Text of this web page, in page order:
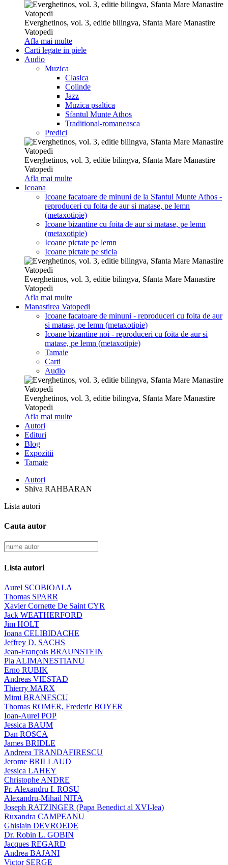
Everghetinos, vol. 3, editie bilingva, Sfanta Mare Manastire
Vatopedi
Afla mai multe
Carti legate in piele
Audio
Muzica
Clasica
Colinde
Jazz
Muzica psaltica
Sfantul Munte Athos
Traditional-romaneasca
Predici
Everghetinos, vol. 3, editie bilingva, Sfanta Mare Manastire
Vatopedi
Afla mai multe
Icoana
Icoane facatoare de minuni de la Sfantul Munte Athos -
reproduceri cu foita de aur si matase, pe lemn
(metaxotipie)
Icoane bizantine cu foita de aur si matase, pe lemn
(metaxotipie)
Icoane pictate pe lemn
Icoane pictate pe sticla
Everghetinos, vol. 3, editie bilingva, Sfanta Mare Manastire
Vatopedi
Afla mai multe
Manastirea Vatopedi
Icoane facatoare de minuni - reproduceri cu foita de aur
si matase, pe lemn (metaxotipie)
Icoane bizantine noi - reproduceri cu foita de aur si
matase, pe lemn (metaxotipie)
Tamaie
Carti
Audio
Everghetinos, vol. 3, editie bilingva, Sfanta Mare Manastire
Vatopedi
Afla mai multe
Autori
Edituri
Blog
Expozitii
Tamaie
Autori
Shiva RAHBARAN
Lista autori
Cauta autor
Lista autori
Aurel SCOBIOALA
Thomas SPARR
Xavier Cornette De Saint CYR
Jack WEATHERFORD
Jim HOLT
Ioana CELIBIDACHE
Jeffrey D. SACHS
Jean-François BRAUNSTEIN
Pia ALIMANESTIANU
Erno RUBIK
Andreas VIESTAD
Thierry MARX
Mimi BRANESCU
Thomas ROMER, Frederic BOYER
Ioan-Aurel POP
Jessica BAUM
Dan ROSCA
James BRIDLE
Andreea TRANDAFIRESCU
Jerome BRILLAUD
Jessica LAHEY
Christophe ANDRE
Pr. Alexandru I. ROSU
Alexandru-Mihail NITA
Joseph RATZINGER (Papa Benedict al XVI-lea)
Ruxandra CAMPEANU
Ghislain DEVROEDE
Dr. Robin L. GOBIN
Jacques REGARD
Andrea BAJANI
Victor SERGE